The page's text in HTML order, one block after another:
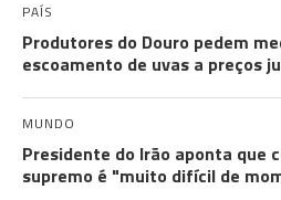
PAÍS
Produtores do Douro pedem
escoamento de uvas a preços
MUNDO
Presidente do Irão aponta que
supremo é "muito difícil de